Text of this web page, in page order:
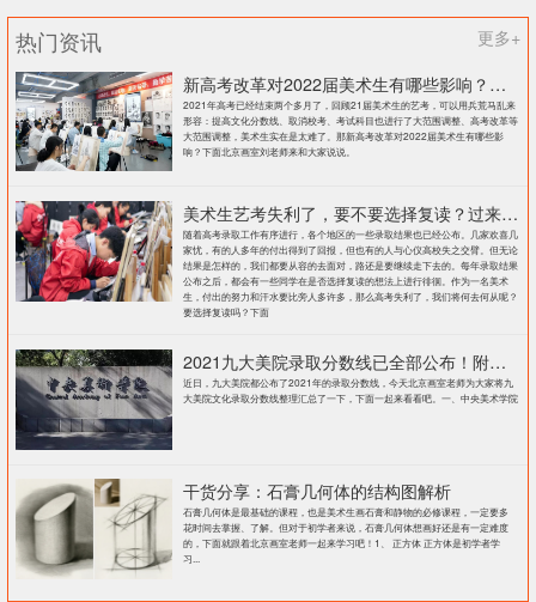
热门资讯
更多+
新高考改革对2022届美术生有哪些影响？北京画室刘老师来和大家说说
2021年高考已经结束两个多月了，回顾21届美术生的艺考，可以用兵荒马乱来
形容：提高文化分数线、取消校考、考试科目也进行了大范围调整、高考改革等
大范围调整，美术生实在是太难了。那新高考改革对2022届美术生有哪些影
响？下面北京画室刘老师来和大家说说。
美术生艺考失利了，要不要选择复读？过来人提出这几点建议
随着高考录取工作有序进行，各个地区的一些录取结果也已经公布。几家欢喜几
家忧，有的人多年的付出得到了回报，但也有的人与心仪高校失之交臂。但无论
结果是怎样的，我们都要从容的去面对，路还是要继续走下去的。每年录取结果
公布之后，都会有一些同学在是否选择复读的想法上进行徘徊。作为一名美术
生，付出的努力和汗水要比旁人多许多，那么高考失利了，我们将何去何从呢？
要选择复读吗？下面
2021九大美院录取分数线已全部公布！附各大院校录取分数线汇总！
近日，九大美院都公布了2021年的录取分数线，今天北京画室老师为大家将九
大美院文化录取分数线整理汇总了一下，下面一起来看看吧。一、中央美术学院
干货分享：石膏几何体的结构图解析
石膏几何体是最基础的课程，也是美术生画石膏和静物的必修课程，一定要多
花时间去掌握、了解。但对于初学者来说，石膏几何体想画好还是有一定难度
的，下面就跟着北京画室老师一起来学习吧！1、 正方体 正方体是初学者学
习...